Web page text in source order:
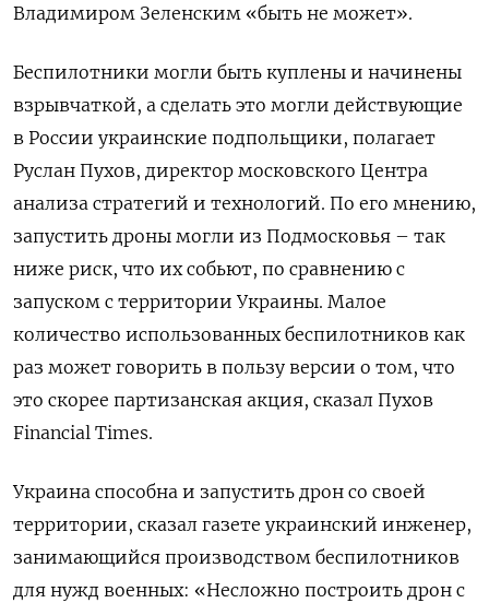
Владимиром Зеленским «быть не может».
Беспилотники могли быть куплены и начинены
взрывчаткой, а сделать это могли действующие
в России украинские подпольщики, полагает
Руслан Пухов, директор московского Центра
анализа стратегий и технологий. По его мнению,
запустить дроны могли из Подмосковья – так
ниже риск, что их собьют, по сравнению с
запуском с территории Украины. Малое
количество использованных беспилотников как
раз может говорить в пользу версии о том, что
это скорее партизанская акция, сказал Пухов
Financial Times.
Украина способна и запустить дрон со своей
территории, сказал газете украинский инженер,
занимающийся производством беспилотников
для нужд военных: «Несложно построить дрон с